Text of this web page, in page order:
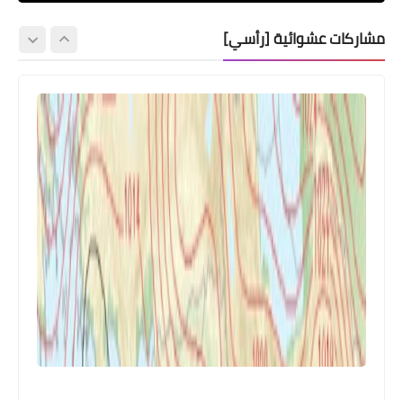
مشاركات عشوائية [رأسي]